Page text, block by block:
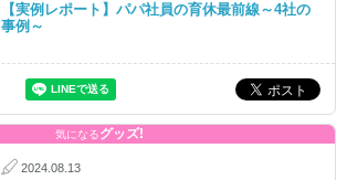
【実例レポート】パパ社員の育休最前線～4社の
事例～
気になるグッズ!
2024.08.13